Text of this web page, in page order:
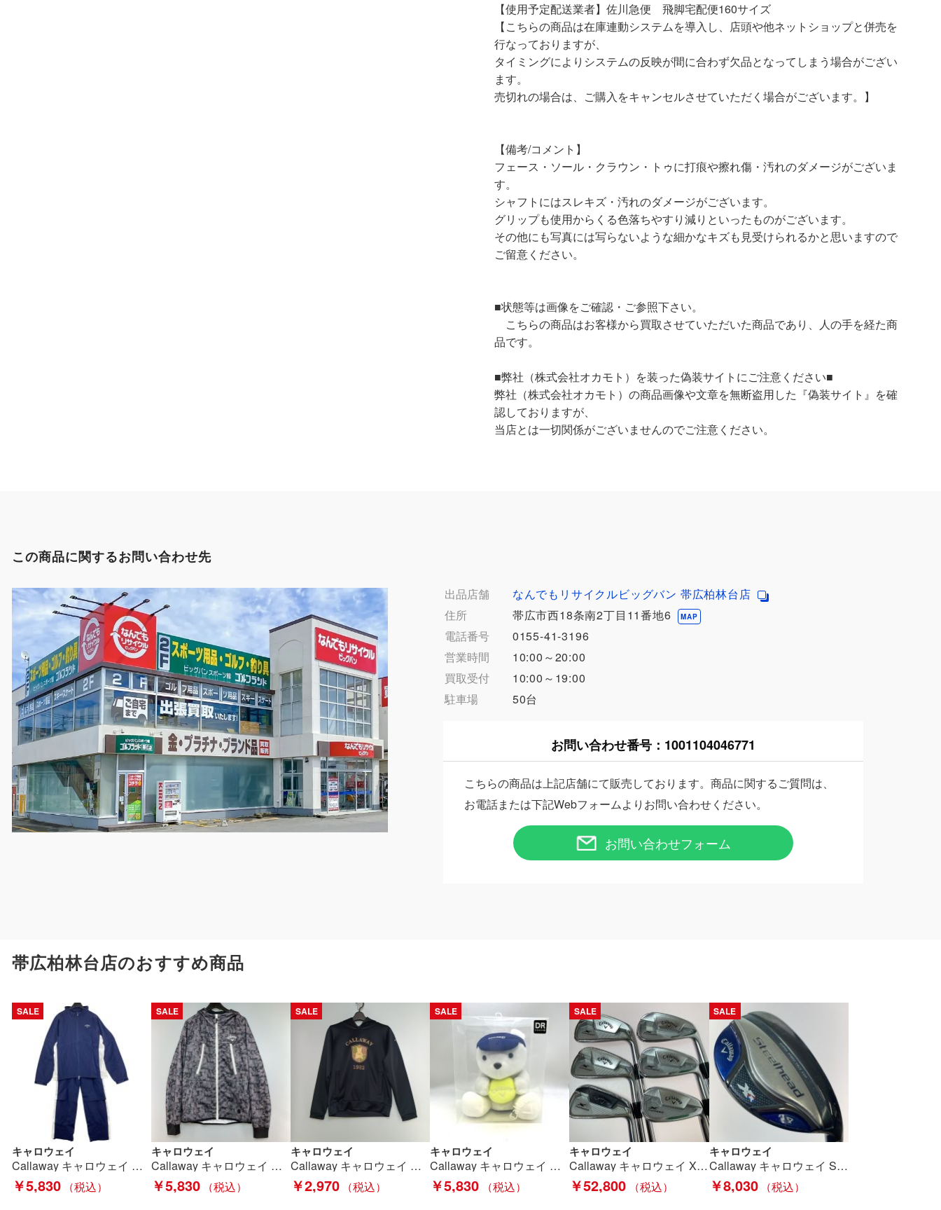
【使用予定配送業者】佐川急便 飛脚宅配便160サイズ
【こちらの商品は在庫連動システムを導入し、店頭や他ネットショップと併売を
行なっておりますが、
タイミングによりシステムの反映が間に合わず欠品となってしまう場合がござい
ます。
売切れの場合は、ご購入をキャンセルさせていただく場合がございます。】
【備考/コメント】
フェース・ソール・クラウン・トゥに打痕や擦れ傷・汚れのダメージがございま
す。
シャフトにはスレキズ・汚れのダメージがございます。
グリップも使用からくる色落ちやすり減りといったものがございます。
その他にも写真には写らないような細かなキズも見受けられるかと思いますので
ご留意ください。
■状態等は画像をご確認・ご参照下さい。
こちらの商品はお客様から買取させていただいた商品であり、人の手を経た商
品です。
■弊社（株式会社オカモト）を装った偽装サイトにご注意ください■
弊社（株式会社オカモト）の商品画像や文章を無断盗用した『偽装サイト』を確
認しておりますが、
当店とは一切関係がございませんのでご注意ください。
この商品に関するお問い合わせ先
出品店舗
なんでもリサイクルビッグバン 帯広柏林台店
住所
帯広市西18条南2丁目11番地6 MAP
電話番号
0155-41-3196
営業時間
10:00～20:00
買取受付
10:00～19:00
駐車場
50台
お問い合わせ番号： 1001104046771
こちらの商品は上記店舗にて販売しております。商品に関するご質問は、
お電話または下記Webフォームよりお問い合わせください。
お問い合わせフォーム
帯広柏林台店のおすすめ商品
SALE
キャロウェイ
Callaway キャロウェイ レインウェア Mサイズ レディース セットアップ 上下セット 241-9988800 ネイビー Cランク
￥5,830
SALE
キャロウェイ
Callaway キャロウェイ デジカモダンボール スウェット パーカー サイズM 毛羽立ち有 Cランク
￥5,830
SALE
キャロウェイ
Callaway キャロウェイ ベア ダンボール スウェットパーカー Mサイズ ゴルフウェア レディース ブラック Bランク
￥2,970
SALE
キャロウェイ
Callaway キャロウェイ ベアー ぬいぐるみ ヘッドカバーDR用 Aランク
￥5,830
SALE
キャロウェイ
Callaway キャロウェイ X FORGED STAR 5-9.P 6本 アイアンセット Dynamic Gold S200 Bランク
￥52,800
SALE
キャロウェイ
Callaway キャロウェイ Steelhead スチールヘッド XR 4UT 20° ユーティリティ フレックスR Cランク
￥8,030